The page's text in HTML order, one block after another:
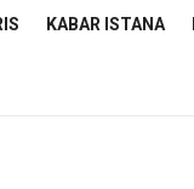
KABAR ISTANA